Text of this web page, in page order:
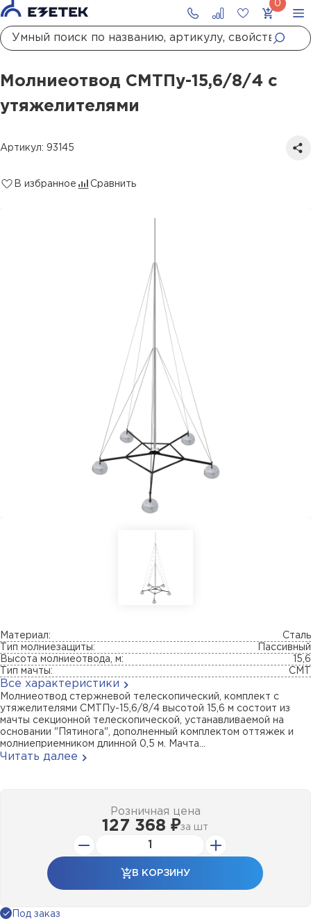
Стержневые молниеотводы и мачты молниеприемные
Молниеотвод СМТПу-15,6/8/4 с утяжелителями
Молниеотвод СМТПу-15,6/8/4 с
утяжелителями
Артикул: 93145
В избранное Сравнить
Материал:
Сталь
Тип молниезащиты:
Пассивный
Высота молниеотвода, м:
15,6
Тип мачты:
СМТ
Все характеристики
Молниеотвод стержневой телескопический, комплект с
утяжелителями СМТПу-15,6/8/4 высотой 15,6 м состоит из
мачты секционной телескопической, устанавливаемой на
основании "Пятинога", дополненный комплектом оттяжек и
молниеприемником длинной 0,5 м. Мачта...
Читать далее
Розничная цена
127 368 ₽за шт
В КОРЗИНУ
Под заказ